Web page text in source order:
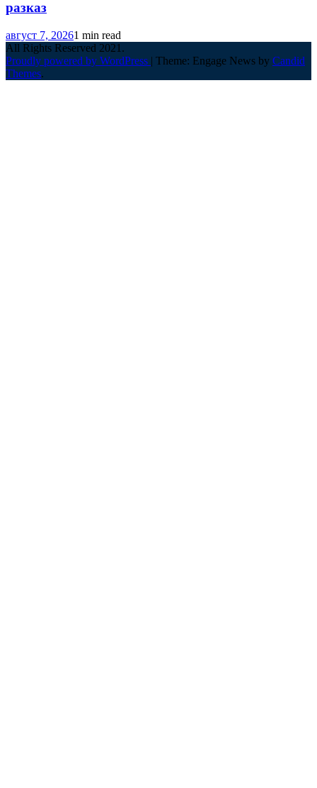
разказ
август 7, 20261 min read
All Rights Reserved 2021.
Proudly powered by WordPress | Theme: Engage News by Candid
Themes.